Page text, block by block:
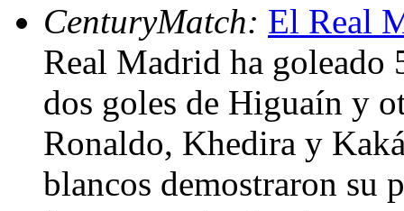
CenturyMatch: El Real
Real Madrid ha goleado
dos goles de Higuaín y
Ronaldo, Khedira y
blancos demostraron su